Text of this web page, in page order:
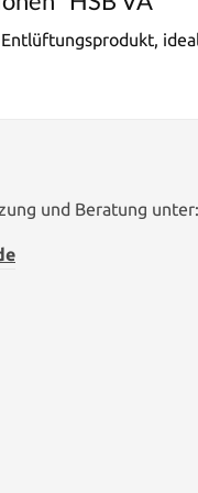
und Beratung unter: